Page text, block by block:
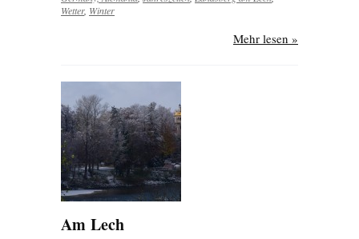
Wetter, Winter
Mehr lesen »
Am Lech